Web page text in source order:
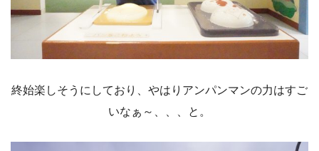
終始楽しそうにしており、やはりアンパンマンの力はすご
いなぁ～、、、と。